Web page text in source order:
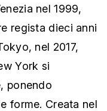
nel 1999,
regista dieci anni
nel 2017,
York si
ponendo
forme. Creata nel